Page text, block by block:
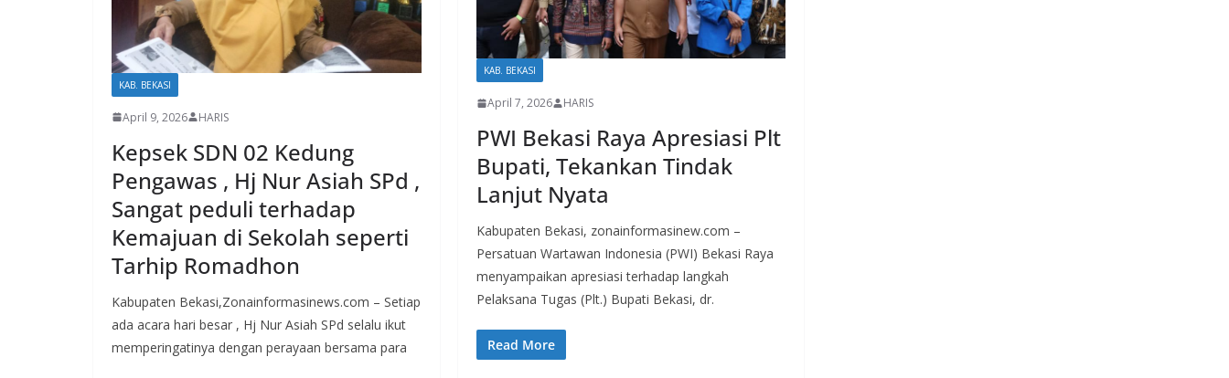
KAB. BEKASI
April 9, 2026 HARIS
Kepsek SDN 02 Kedung
Pengawas , Hj Nur Asiah SPd ,
Sangat peduli terhadap
Kemajuan di Sekolah seperti
Tarhip Romadhon
Kabupaten Bekasi,Zonainformasinews.com – Setiap
ada acara hari besar , Hj Nur Asiah SPd selalu ikut
memperingatinya dengan perayaan bersama para
KAB. BEKASI
April 7, 2026 HARIS
PWI Bekasi Raya Apresiasi Plt
Bupati, Tekankan Tindak
Lanjut Nyata
Kabupaten Bekasi, zonainformasinew.com –
Persatuan Wartawan Indonesia (PWI) Bekasi Raya
menyampaikan apresiasi terhadap langkah
Pelaksana Tugas (Plt.) Bupati Bekasi, dr.
Read More